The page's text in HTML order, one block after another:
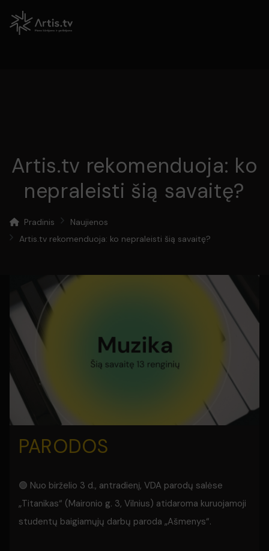
Artis.tv rekomenduoja: ko
nepraleisti šią savaitę?
Pradinis
Naujienos
Artis.tv rekomenduoja: ko nepraleisti šią savaitę?
PARODOS
🟢 Nuo birželio 3 d., antradienį, VDA parodų salėse
„Titanikas“ (Maironio g. 3, Vilnius) atidaroma kuruojamoji
studentų baigiamųjų darbų paroda „Ašmenys“.